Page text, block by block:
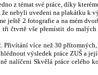
z témat své práce, díky
že nebyli uvedeni na plakátku k
2 fotografie a na mém
vše přemístit do
více než 30
výsledek práce ZUŠ a
nalíčeni Skvělá práce